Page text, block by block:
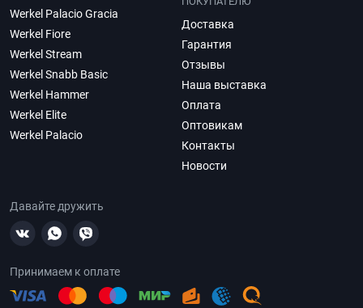
Werkel Palacio Gracia
Werkel Fiore
Werkel Stream
Werkel Snabb Basic
Werkel Hammer
Werkel Elite
Werkel Palacio
Доставка
Гарантия
Отзывы
Наша выставка
Оплата
Оптовикам
Контакты
Новости
Давайте дружить
Принимаем к оплате